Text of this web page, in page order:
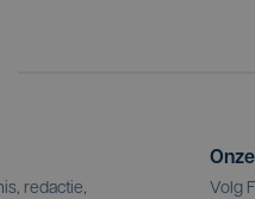
redactie,
Volg